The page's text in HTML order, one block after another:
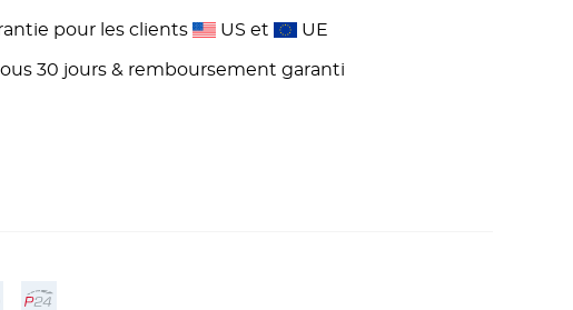
pour les clients US et UE
30 jours & remboursement garanti